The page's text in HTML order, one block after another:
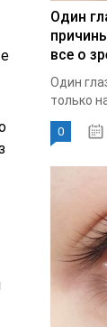
Один
все о
Один
только
0